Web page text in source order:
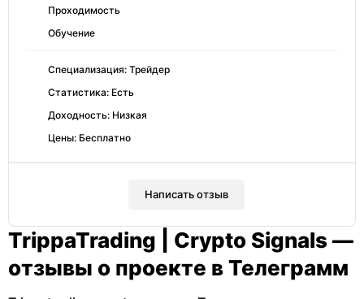
Проходимость
Обучение
Специализация: Трейдер
Статистика: Есть
Доходность: Низкая
Цены: Бесплатно
Написать отзыв
TrippaTrading | Crypto Signals —
отзывы о проекте в Телеграмм